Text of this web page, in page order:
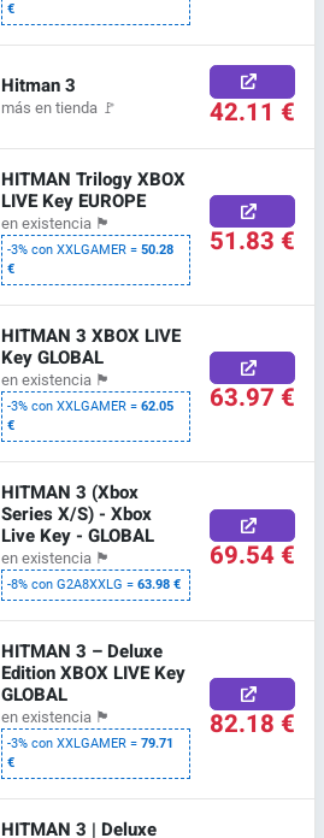
€
Hitman 3
más en tienda 🚩 42.11 €
HITMAN Trilogy XBOX
LIVE Key EUROPE
en existencia 🏴
-3% con XXLGAMER =50.28
€
51.83 €
HITMAN 3 XBOX LIVE
Key GLOBAL
en existencia 🏴
-3% con XXLGAMER =62.05
€
63.97 €
HITMAN 3 (Xbox
Series X/S) - Xbox
Live Key - GLOBAL
en existencia 🏴
-8% con G2A8XXLG =63.98 €
69.54 €
HITMAN 3 – Deluxe
Edition XBOX LIVE Key
GLOBAL
en existencia 🏴
-3% con XXLGAMER =79.71
€
82.18 €
HITMAN 3 | Deluxe